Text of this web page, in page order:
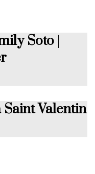
Soto |
Saint Valentin